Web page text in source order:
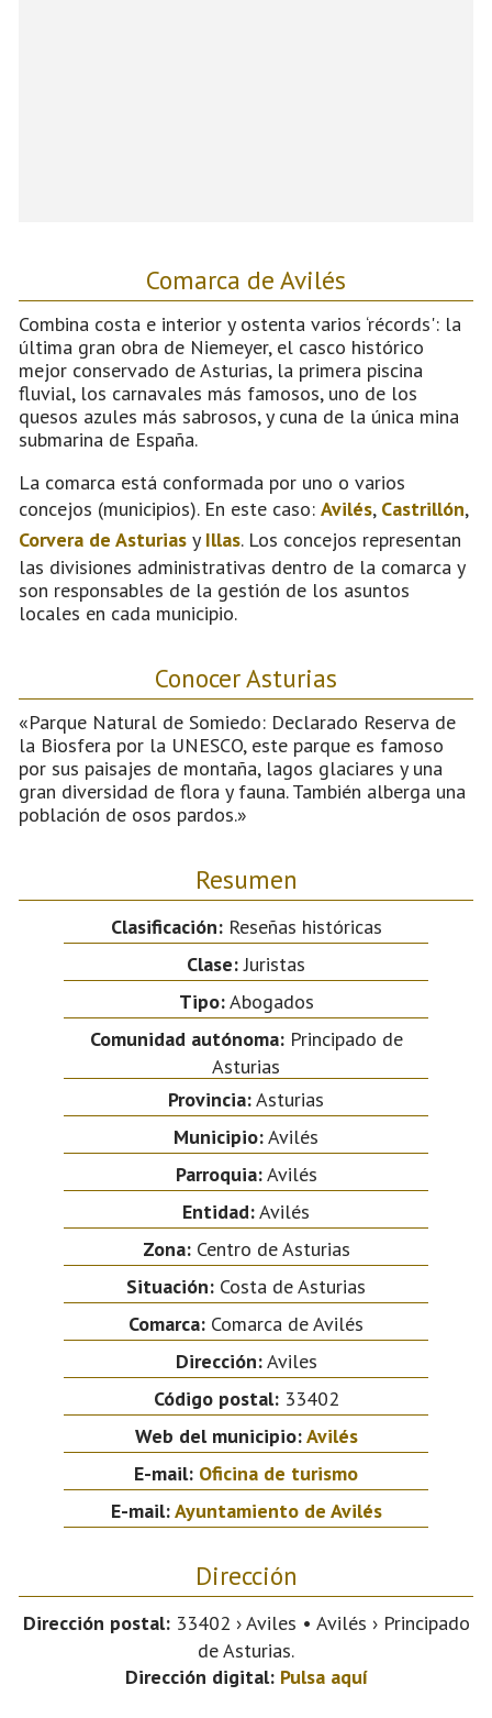
Comarca de Avilés
Combina costa e interior y ostenta varios ‘récords': la
última gran obra de Niemeyer, el casco histórico
mejor conservado de Asturias, la primera piscina
fluvial, los carnavales más famosos, uno de los
quesos azules más sabrosos, y cuna de la única mina
submarina de España.
La comarca está conformada por uno o varios
concejos (municipios). En este caso: Avilés, Castrillón,
Corvera de Asturias y Illas. Los concejos representan
las divisiones administrativas dentro de la comarca y
son responsables de la gestión de los asuntos
locales en cada municipio.
Conocer Asturias
«Parque Natural de Somiedo: Declarado Reserva de
la Biosfera por la UNESCO, este parque es famoso
por sus paisajes de montaña, lagos glaciares y una
gran diversidad de flora y fauna. También alberga una
población de osos pardos.»
Resumen
Clasificación:Reseñas históricas
Clase:Juristas
Tipo:Abogados
Comunidad autónoma:Principado de
Asturias
Provincia:Asturias
Municipio:Avilés
Parroquia:Avilés
Entidad:Avilés
Zona:Centro de Asturias
Situación: Costa de Asturias
Comarca: Comarca de Avilés
Dirección:Aviles
Código postal:33402
Web del municipio:Avilés
E-mail: Oficina de turismo
E-mail:Ayuntamiento de Avilés
Dirección
Dirección postal:33402 › Aviles • Avilés › Principado
de Asturias.
Dirección digital: Pulsa aquí